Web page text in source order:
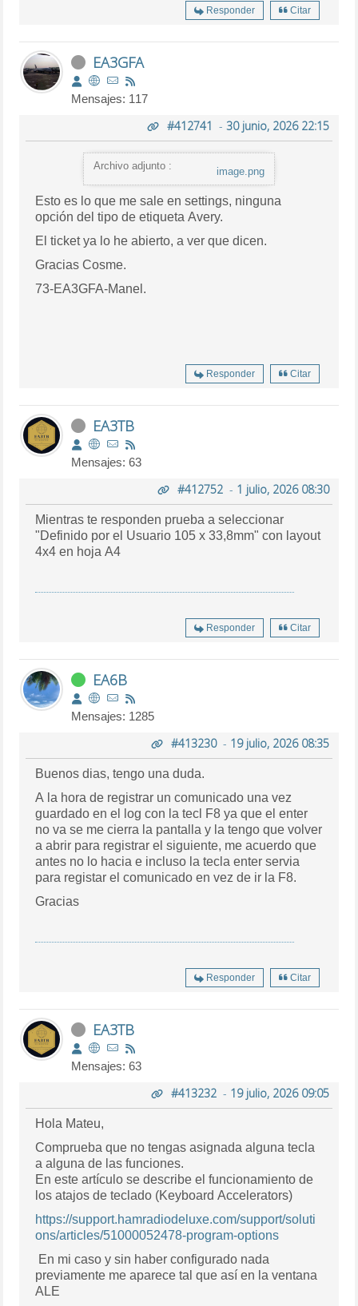
Responder Citar
EA3GFA
Mensajes: 117
#412741 - 30 junio, 2026 22:15
Archivo adjunto : image.png
Esto es lo que me sale en settings, ninguna
opción del tipo de etiqueta Avery.
El ticket ya lo he abierto, a ver que dicen.
Gracias Cosme.
73-EA3GFA-Manel.
Responder Citar
EA3TB
Mensajes: 63
#412752- 1 julio, 2026 08:30
Mientras te responden prueba a seleccionar
"Definido por el Usuario 105 x 33,8mm" con layout
4x4 en hoja A4
Responder Citar
EA6B
Mensajes: 1285
#413230- 19 julio, 2026 08:35
Buenos dias, tengo una duda.
A la hora de registrar un comunicado una vez
guardado en el log con la tecl F8 ya que el enter
no va se me cierra la pantalla y la tengo que volver
a abrir para registrar el siguiente, me acuerdo que
antes no lo hacia e incluso la tecla enter servia
para registar el comunicado en vez de ir la F8.
Gracias
Responder Citar
EA3TB
Mensajes: 63
#413232- 19 julio, 2026 09:05
Hola Mateu,
Comprueba que no tengas asignada alguna tecla
a alguna de las funciones.
En este artículo se describe el funcionamiento de
los atajos de teclado (Keyboard Accelerators)
https://support.hamradiodeluxe.com/support/soluti
ons/articles/51000052478-program-options
En mi caso y sin haber configurado nada
previamente me aparece tal que así en la ventana
ALE